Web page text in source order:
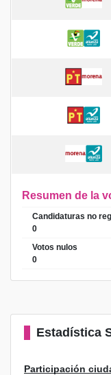
Resumen de la
Candidaturas no
0
Votos nulos
0
Estadística
Participación